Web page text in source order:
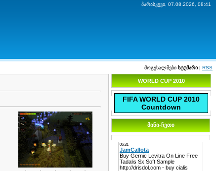
პარასკევი, 07.08.2026, 08:41
მოგესალმები სტუმარი | RSS
WORLD CUP 2010
FIFA WORLD CUP 2010
Countdown
მინი-ჩეთი